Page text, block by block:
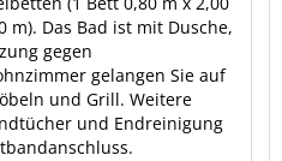
m). Das Bad ist mit Dusche,
gegen
gelangen Sie auf
und Grill. Weitere
und Endreinigung